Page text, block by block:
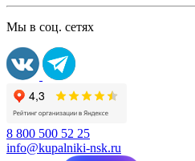
Мы в соц. сетях
8 800 500 52 25
info@kupalniki-nsk.ru